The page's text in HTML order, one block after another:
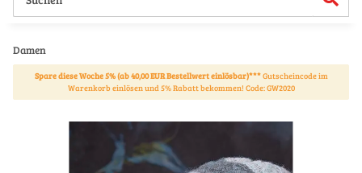
Damen
Spare diese Woche 5% (ab 40,00 EUR Bestellwert einlösbar)***Gutscheincode im
Warenkorb einlösen und 5% Rabatt bekommen! Code: GW2020